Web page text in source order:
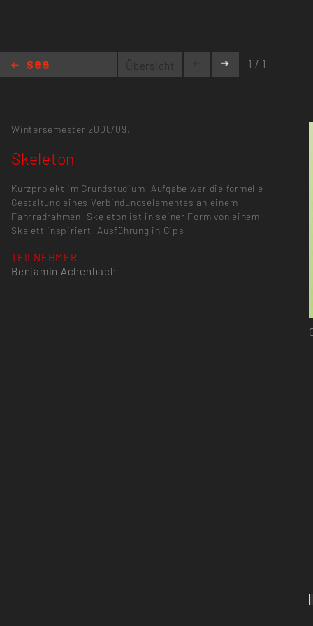
Übersicht 1 / 1
Wintersemester 2008/09,
Skeleton
Kurzprojekt im Grundstudium. Aufgabe war die formelle
Gestaltung eines Verbindungselementes an einem
Fahrradrahmen. Skeleton ist in seiner Form von einem
Skelett inspiriert. Ausführung in Gips.
TEILNEHMER
Benjamin Achenbach